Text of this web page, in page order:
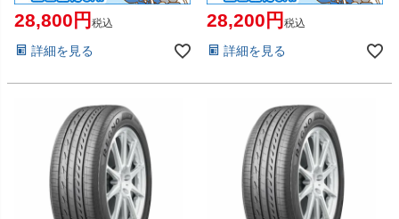
28,800 税込
詳細を見る
28,200 税込
詳細を見る